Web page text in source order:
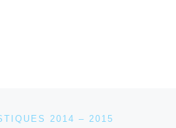
articles
2014 – 2015